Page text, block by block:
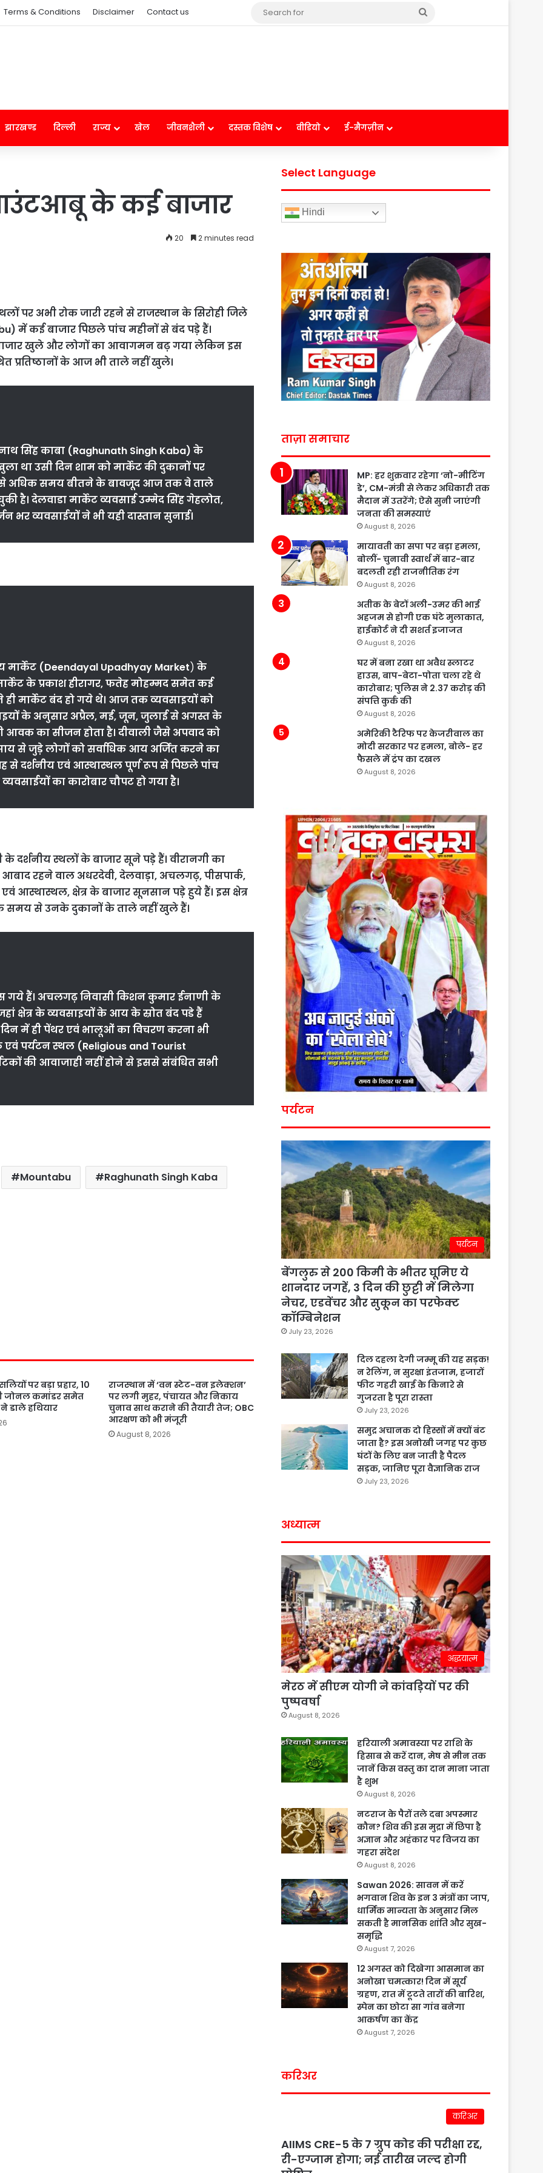
Terms & Conditions Disclaimer Contact us
Search
झारखण्ड दिल्ली राज्य खेल जीवनशैली दस्तक विशेष वीडियो ई-मैगज़ीन
के कई बाजार
20 2 minutes read
पर अभी रोक जारी रहने से राजस्थान के सिरोही जिले
में कई बाजार पिछले पांच महीनों से बंद पड़े हैं।
खुले और लोगों का आवागमन बढ़ गया लेकिन इस
प्रतिष्ठानों के आज भी ताले नहीं खुले।
सिंह काबा (Raghunath Singh Kaba) के
था उसी दिन शाम को मार्केट की दुकानों पर
से अधिक समय बीतने के बावजूद आज तक वे ताले
है। देलवाडा मार्केट व्यवसाई उम्मेद सिंह गेहलोत,
भर व्यवसाईयों ने भी यही दास्तान सुनाई।
मार्केट (Deendayal Upadhyay Market) के
के प्रकाश हीरागर, फतेह मोहम्मद समेत कई
मार्केट बंद हो गये थे। आज तकव्यवसाइयोंको
के अनुसार अप्रैल, मई, जून, जुलाई से अगस्त के
आवक का सीजन होता है। दीवाली जैसे अपवाद को
से जुड़े लोगों को सर्वाधिक आय अर्जित करने का
से दर्शनीय एवं आस्थास्थल पूर्ण रूप से पिछले पांच
का कारोबार चौपट हो गया है।
दर्शनीय स्थलों के बाजार सूने पड़े हैं। वीरानगी का
रहने वाल अधरदेवी, देलवाड़ा, अचलगढ़, पीसपार्क,
क्षेत्र के बाजार सूनसान पड़े हुये हैं। इस क्षेत्र
समय से उनके दुकानों के ताले नहीं खुले हैं।
गये हैं। अचलगढ़ निवासी किशन कुमार ईनाणी के
क्षेत्र केव्यवसाइयोंके आय के स्रोत बंद पडे हैं
में ही पेंथर एवं भालूओं का विचरण करना भी
पर्यटन स्थल (Religious and Tourist
की आवाजाही नहीं होने से इससे संबंधित सभी
Mountabu Raghunath Singh Kaba
पर बड़ा प्रहार, 10
जोनल कमांडर समेत
डाले हथियार
राजस्थान में ‘वन स्टेट-वन इलेक्शन’
पर लगी मुहर, पंचायत और निकाय
चुनाव साथ कराने की तैयारी तेज; OBC
आरक्षण को भी मंजूरी
August 8, 2026
Select Language
Hindi
ताज़ा समाचार
MP: हर शुक्रवार रहेगा ‘नो-मीटिंग
डे’, CM-मंत्री से लेकर अधिकारी तक
मैदान में उतरेंगे; ऐसे सुनी जाएंगी
जनता की समस्याएं
August 8, 2026
मायावती का सपा पर बड़ा हमला,
बोलीं- चुनावी स्वार्थ में बार-बार
बदलती रही राजनीतिक रंग
August 8, 2026
अतीक के बेटों अली-उमर की भाई
अहजम से होगी एक घंटे मुलाकात,
हाईकोर्ट ने दी सशर्त इजाजत
August 8, 2026
घर में बना रखा था अवैध स्लाटर
हाउस, बाप-बेटा-पोता चला रहे थे
कारोबार; पुलिस ने 2.37 करोड़ की
संपत्ति कुर्क की
August 8, 2026
अमेरिकी टैरिफ पर केजरीवाल का
मोदी सरकार पर हमला, बोले- हर
फैसले में ट्रंप का दखल
August 8, 2026
पर्यटन
पर्यटन
बेंगलुरु से 200 किमी के भीतर घूमिए ये
शानदार जगहें, 3 दिन की छुट्टी में मिलेगा
नेचर, एडवेंचर और सुकून का परफेक्ट
कॉम्बिनेशन
July 23, 2026
दिल दहला देगी जम्मू की यह सड़क!
न रेलिंग, न सुरक्षा इंतजाम, हजारों
फीट गहरी खाई के किनारे से
गुजरता है पूरा रास्ता
July 23, 2026
समुद्र अचानक दो हिस्सों में क्यों बंट
जाता है? इस अनोखी जगह पर कुछ
घंटों के लिए बन जाती है पैदल
सड़क, जानिए पूरा वैज्ञानिक राज
July 23, 2026
अध्यात्म
अद्धयात्म
मेरठ में सीएम योगी ने कांवड़ियों पर की
पुष्पवर्षा
August 8, 2026
हरियाली अमावस्या पर राशि के
हिसाब से करें दान, मेष से मीन तक
जानें किस वस्तु का दान माना जाता
है शुभ
August 8, 2026
नटराज के पैरों तले दबा अपस्मार
कौन? शिव की इस मुद्रा में छिपा है
अज्ञान और अहंकार पर विजय का
गहरा संदेश
August 8, 2026
Sawan 2026: सावन में करें
भगवान शिव के इन 3 मंत्रों का जाप,
धार्मिक मान्यता के अनुसार मिल
सकती है मानसिक शांति और सुख-
समृद्धि
August 7, 2026
12 अगस्त को दिखेगा आसमान का
अनोखा चमत्कार! दिन में सूर्य
ग्रहण, रात में टूटते तारों की बारिश,
स्पेन का छोटा सा गांव बनेगा
आकर्षण का केंद्र
August 7, 2026
करिअर
करिअर
AIIMS CRE-5 के 7 ग्रुप कोड की परीक्षा रद्द,
री-एग्जाम होगा; नई तारीख जल्द होगी